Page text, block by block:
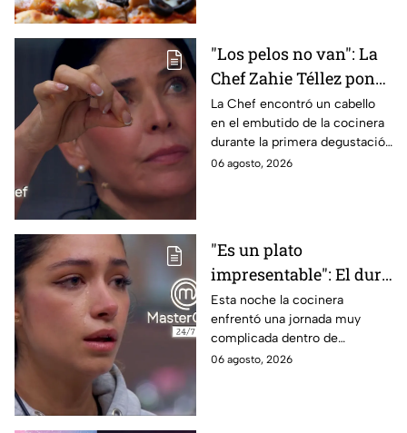
"Los pelos no van": La
Chef Zahie Téllez pone
en evidencia a Carmen
en la gala de mandiles
negros de MasterChef
24/7
La Chef encontró un cabello
en el embutido de la cocinera
durante la primera degustación
de la noche
06 agosto, 2026
"Es un plato
impresentable": El duro
regaño que hizo llorar a
Michelle dentro de
MasterChef 24/7
Esta noche la cocinera
enfrentó una jornada muy
complicada dentro de
MasterChef 24/7.
06 agosto, 2026